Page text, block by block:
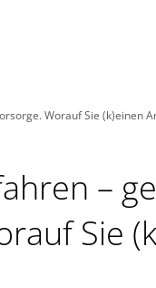
Worauf Sie (k)einen
–
Sie